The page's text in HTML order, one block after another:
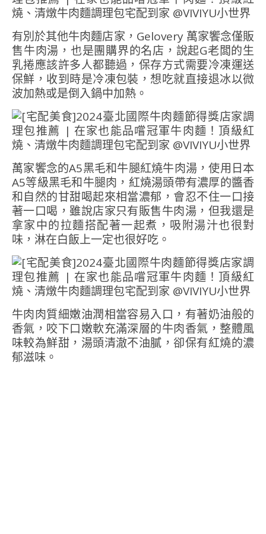
有別於其他牛肉麵店家，Gelovery 萬家饗念僅販
售牛肉湯，也是團購界的名店，說起G老闆的生
乳捲應該許多人都聽過，保存方式需要冷凍運送
保鮮，收到時是冷凍包裝，想吃就直接退冰以微
波加熱或是倒入鍋中加熱。
萬家饗念的A5黑毛和牛腿紅燒牛肉湯，使用日本
A5等級黑毛和牛腿肉，紅燒湯頭帶有濃厚的醬香
和自然的甘甜喝起來相當濃郁，會忍不住一口接
著一口喝，雖說店家只有販售牛肉湯，但我還是
拿家中的拉麵搭配著一起煮，吸附湯汁也很對
味，淋在白飯上一定也很好吃。
牛肉肉質細嫩油潤相當容易入口，有著奶油般的
香氣，咬下口嫩軟充滿深層的牛肉香氣，整體風
味較為鮮甜，湯頭清澈不油膩，卻保有紅燒的濃
郁滋味。